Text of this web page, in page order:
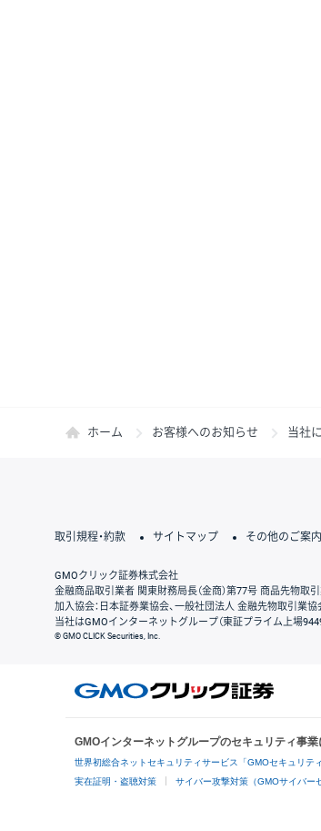
ホーム お客様へのお知らせ 当社
取引規程・約款 サイトマップ その他のご案内
GMOクリック証券株式会社
金融商品取引業者 関東財務局長（金商）第77号 商品先物取
加入協会：日本証券業協会、一般社団法人 金融先物取引業
当社はGMOインターネットグループ（東証プライム上場
© GMO CLICK Securities, Inc.
GMOインターネットグループのセキュリティ事業
世界初総合ネットセキュリティサービス「GMOセキュリテ
実在証明・盗聴対策 サイバー攻撃対策（GMOサイバー